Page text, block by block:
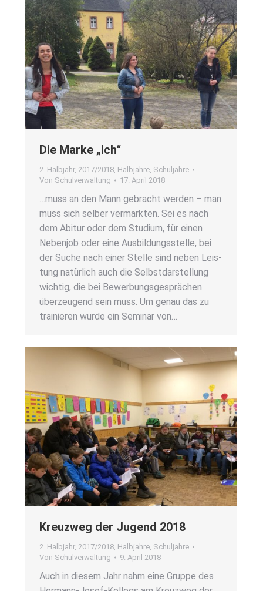
Die Mar­ke „Ich“
2. Halbjahr, 2017/2018 Halbjahre Schuljahre
Von Schulverwaltung 17. April 2018
…muss an den Mann gebracht wer­den – man
muss sich sel­ber ver­mark­ten. Sei es nach
dem Abitur oder dem Stu­di­um, für einen
Neben­job oder eine Aus­bil­dungs­stel­le, bei
der Suche nach einer Stel­le sind neben Leis­
tung natür­lich auch die Selbst­dar­stel­lung
wich­tig, die bei Bewer­bungs­ge­sprä­chen
über­zeu­gend sein muss. Um genau das zu
trai­nie­ren wur­de ein Semi­nar von…
Kreuz­weg der Jugend 2018
2. Halbjahr, 2017/2018 Halbjahre Schuljahre
Von Schulverwaltung 9. April 2018
Auch in die­sem Jahr nahm eine Grup­pe des